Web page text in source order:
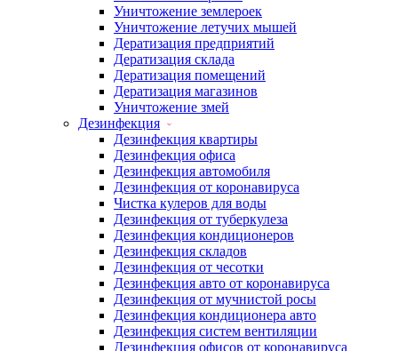
Уничтожение землероек
Уничтожение летучих мышей
Дератизация предприятий
Дератизация склада
Дератизация помещений
Дератизация магазинов
Уничтожение змей
Дезинфекция
Дезинфекция квартиры
Дезинфекция офиса
Дезинфекция автомобиля
Дезинфекция от коронавируса
Чистка кулеров для воды
Дезинфекция от туберкулеза
Дезинфекция кондиционеров
Дезинфекция складов
Дезинфекция от чесотки
Дезинфекция авто от коронавируса
Дезинфекция от мучнистой росы
Дезинфекция кондиционера авто
Дезинфекция систем вентиляции
Дезинфекция офисов от коронавируса